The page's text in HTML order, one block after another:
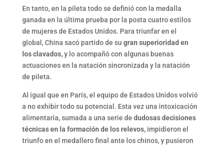
En tanto, en la pileta todo se definió con la medalla
ganada en la última prueba por la posta cuatro estilos
de mujeres de Estados Unidos. Para triunfar en el
global, China sacó partido de su gran superioridad en
los clavados,y lo acompañó con algunas buenas
actuaciones en la natación sincronizada y la natación
de pileta.
Al igual que en París, el equipo de Estados Unidos volvió
a no exhibir todo su potencial. Esta vez una intoxicación
alimentaria, sumada a una serie de dudosas decisiones
técnicas en la formación de los relevos,impidieron el
triunfo en el medallero final ante los chinos, y pusieron